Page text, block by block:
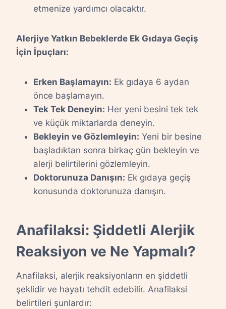
etmenize yardımcı olacaktır.
Alerjiye Yatkın Bebeklerde Ek Gıdaya Geçiş
İçin İpuçları:
Erken Başlamayın: Ek gıdaya 6 aydan
önce başlamayın.
Tek Tek Deneyin: Her yeni besini tek tek
ve küçük miktarlarda deneyin.
Bekleyin ve Gözlemleyin: Yeni bir besine
başladıktan sonra birkaç gün bekleyin ve
alerji belirtilerini gözlemleyin.
Doktorunuza Danışın: Ek gıdaya geçiş
konusunda doktorunuza danışın.
Anafilaksi: Şiddetli Alerjik
Reaksiyon ve Ne Yapmalı?
Anafilaksi, alerjik reaksiyonların en şiddetli
şeklidir ve hayatı tehdit edebilir. Anafilaksi
belirtileri şunlardır: